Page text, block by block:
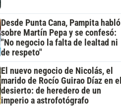
Desde Punta Cana, Pampita habló
sobre Martín Pepa y se confesó:
"No negocio la falta de lealtad ni
de respeto"
El nuevo negocio de Nicolás, el
marido de Rocío Guirao Díaz en el
desierto: de heredero de un
imperio a astrofotógrafo